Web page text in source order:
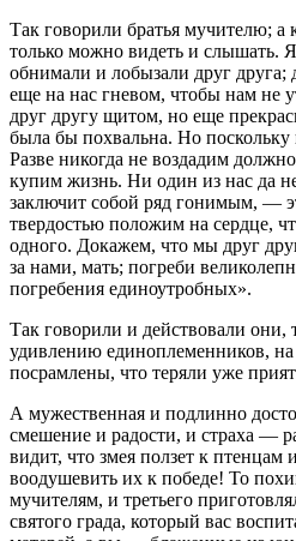
Так говорили братья мучителю;
только можно видеть и слышать.
обнимали и лобызали друг
еще на нас гневом, чтобы нам не
друг другу щитом, но еще
была бы похвальна. Но поскольку
Разве никогда не воздадим
купим жизнь. Ни один из нас да
заключит собой ряд гонимым, —
твердостью положим на сердце,
одного. Докажем, что мы друг
за нами, мать; погреби
погребения единоутробных».
Так говорили и действовали они,
удивлению единоплеменников, на
посрамлены, что теряли уже
А мужественная и подлинно
смешение и радости, и страха —
видит, что змея ползет к птенцам
воодушевить их к победе! То
мучителям, и третьего
святого града, который вас